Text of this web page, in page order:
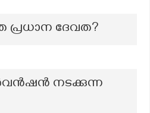
ദേവത?
നടക്കുന്ന